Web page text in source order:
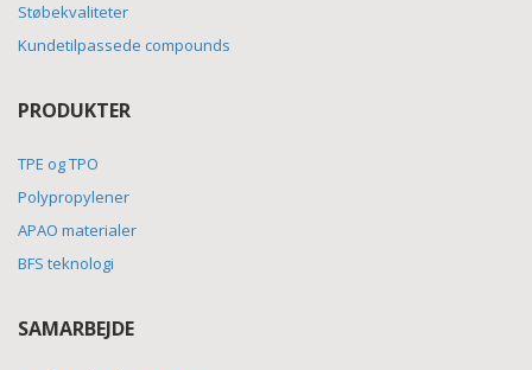
Støbekvaliteter
Kundetilpassede compounds
PRODUKTER
TPE og TPO
Polypropylener
APAO materialer
BFS teknologi
SAMARBEJDE